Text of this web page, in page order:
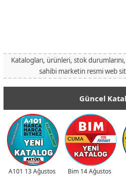
Katalogları, ürünleri, stok
sahibi marketin resmi web
Güncel
A101 13 Ağustos Bim 14 Ağustos